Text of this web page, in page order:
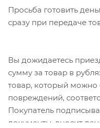
Просьба готовить
сразу при передаче
Вы дожидаетесь
сумму за товар в
товар, который можно
повреждений,
Покупатель
документы, вносит